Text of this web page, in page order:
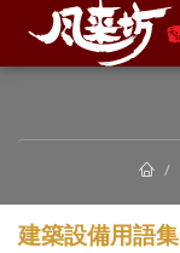
建築設備用語集